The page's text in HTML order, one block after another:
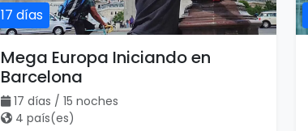
17 días
Mega Europa Iniciando en
Barcelona
17 días / 15 noches
4 país(es)